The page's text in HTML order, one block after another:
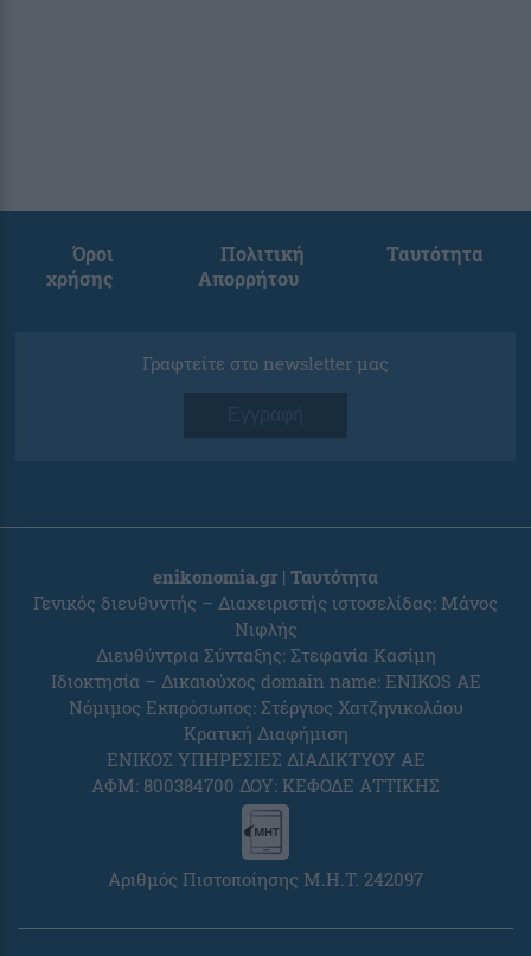
Όροι
χρήσης
Πολιτική
Απορρήτου
Ταυτότητα
Γραφτείτε στο newsletter μας
Εγγραφή
enikonomia.gr | Ταυτότητα
Γενικός διευθυντής – Διαχειριστής ιστοσελίδας: Μάνος
Νιφλής
Διευθύντρια Σύνταξης: Στεφανία Κασίμη
Ιδιοκτησία – Δικαιούχος domain name: ENIKOS AE
Νόμιμος Εκπρόσωπος: Στέργιος Χατζηνικολάου
Κρατική Διαφήμιση
ΕΝΙΚΟΣ ΥΠΗΡΕΣΙΕΣ ΔΙΑΔΙΚΤΥΟΥ ΑΕ
ΑΦΜ: 800384700 ΔΟΥ: ΚΕΦΟΔΕ ΑΤΤΙΚΗΣ
Αριθμός Πιστοποίησης Μ.Η.Τ. 242097